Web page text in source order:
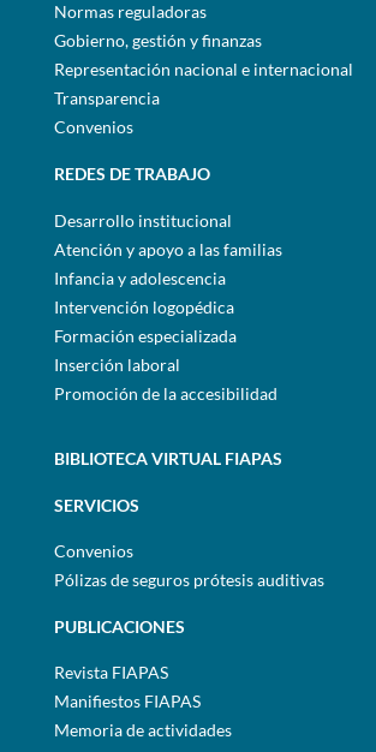
Normas reguladoras
Gobierno, gestión y finanzas
Representación nacional e internacional
Transparencia
Convenios
REDES DE TRABAJO
Desarrollo institucional
Atención y apoyo a las familias
Infancia y adolescencia
Intervención logopédica
Formación especializada
Inserción laboral
Promoción de la accesibilidad
BIBLIOTECA VIRTUAL FIAPAS
SERVICIOS
Convenios
Pólizas de seguros prótesis auditivas
PUBLICACIONES
Revista FIAPAS
Manifiestos FIAPAS
Memoria de actividades